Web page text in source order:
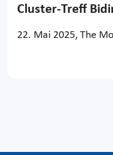
Cluster-Treff
22. Mai 2025, The